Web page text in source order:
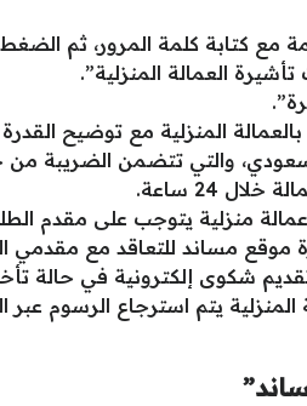
مع كتابة كلمة المرور، ثم
العمالة المنزلية”.
المنزلية مع توضيح القدرة
24 ساعة.
موقع مساند للتعاقد مع مقدمي
في حالة تأخر وصول العمالة
يتم استرجاع